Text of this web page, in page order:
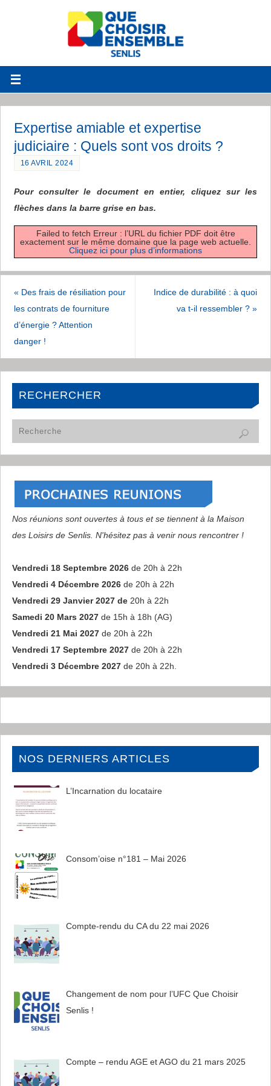
Expertise amiable et expertise
judiciaire : Quels sont vos droits ?
16 AVRIL 2024
Pour consulter le document en entier, cliquez sur les
flèches dans la barre grise en bas.
Failed to fetch Erreur : l’URL du fichier PDF doit être
exactement sur le même domaine que la page web actuelle.
Cliquez ici pour plus d’informations
« Des frais de résiliation pour
les contrats de fourniture
d’énergie ? Attention
danger !
Indice de durabilité : à quoi
va t-il ressembler ?»
RECHERCHER
Nos réunions sont ouvertes à tous et se tiennent à la Maison
des Loisirs de Senlis. N'hésitez pas à venir nous rencontrer !
Vendredi 18 Septembre 2026de 20h à 22h
Vendredi 4 Décembre 2026de 20h à 22h
Vendredi 29 Janvier 2027 de20h à 22h
Samedi 20 Mars 2027de 15h à 18h (AG)
Vendredi 21 Mai 2027de 20h à 22h
Vendredi 17 Septembre 2027de 20h à 22h
Vendredi 3 Décembre 2027de 20h à 22h.
NOS DERNIERS ARTICLES
L’Incarnation du locataire
Consom’oise n°181 – Mai 2026
Compte-rendu du CA du 22 mai 2026
Changement de nom pour l’UFC Que Choisir
Senlis !
Compte – rendu AGE et AGO du 21 mars 2025